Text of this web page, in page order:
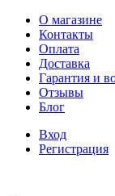
О магазине
Контакты
Оплата
Доставка
Гарантия и
Отзывы
Блог
Вход
Регистрация